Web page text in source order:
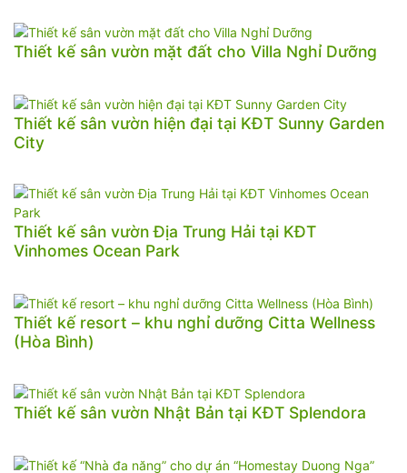
Thiết kế sân vườn mặt đất cho Villa Nghỉ Dưỡng
Thiết kế sân vườn hiện đại tại KĐT Sunny Garden
City
Thiết kế sân vườn Địa Trung Hải tại KĐT
Vinhomes Ocean Park
Thiết kế resort – khu nghỉ dưỡng Citta Wellness
(Hòa Bình)
Thiết kế sân vườn Nhật Bản tại KĐT Splendora